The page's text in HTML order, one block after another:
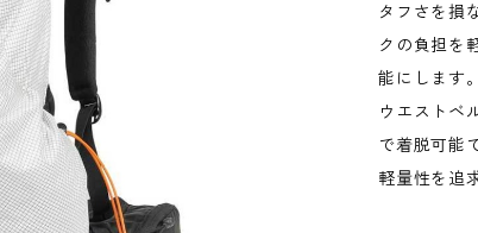
タフさを損
クの負担を
能にします。
ウエストベ
で着脱可能
軽量性を追